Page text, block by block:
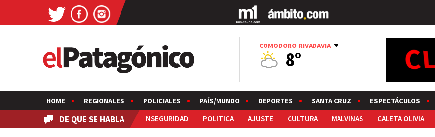
COMODORO RIVADAVIA
8°
HOME REGIONALES POLICIALES PAÍS/MUNDO DEPORTES SANTA CRUZ ESPECTÁCULOS
DE QUE SE HABLA INSEGURIDAD POLITICA AJUSTE CULTURA MALVINAS CALETA OLIVIA